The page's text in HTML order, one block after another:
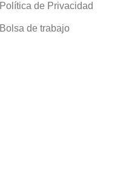
Política de Privacidad
Bolsa de trabajo